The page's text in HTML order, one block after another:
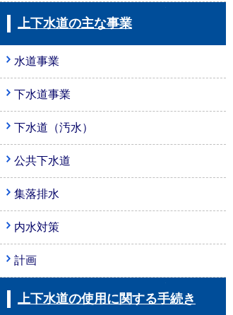
上下水道の主な事業
水道事業
下水道事業
下水道（汚水）
公共下水道
集落排水
内水対策
計画
上下水道の使用に関する手続き